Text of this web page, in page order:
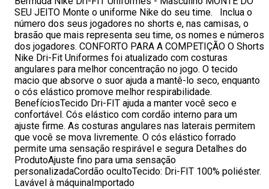
SEU JEITO Monte o uniforme Nike do seu time. Inclua o
número dos seus jogadores no shorts e, nas camisas, o
brasão que mais representa seu time, os nomes e números
dos jogadores. CONFORTO PARA A COMPETIÇÃO O Shorts
Nike Dri-Fit Uniformes foi atualizado com costuras
angulares para melhor concentração no jogo. O tecido
macio que absorve o suor ajuda a mantê-lo seco, enquanto
o cós elástico promove melhor respirabilidade.
BenefíciosTecido Dri-FIT ajuda a manter você seco e
confortável. Cós elástico com cordão interno para um
ajuste firme. As costuras angulares nas laterais permitem
que você se mova livremente. O cós elástico forrado
permite uma sensação respirável e segura Detalhes do
ProdutoAjuste fino para uma sensação
personalizadaCordão ocultoTecido: Dri-FIT 100% poliéster.
Lavável à máquinaImportado